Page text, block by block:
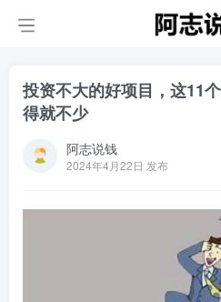
投资不大的好项目，这11
得就不少
阿志说钱
2024年4月22日 发布